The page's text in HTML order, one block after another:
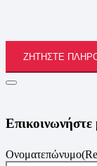
ΖΗΤΉΣΤΕ
Επικοινωνήστε
Ονοματεπώνυμο